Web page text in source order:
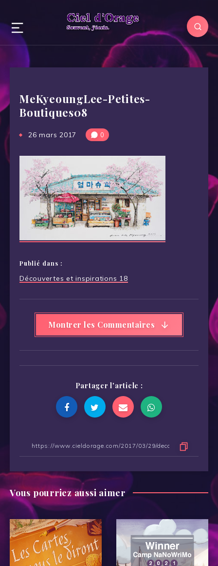
MeKyeoungLee-Petites-
Boutiques08
26 mars 2017 0
Publié dans :
Navigation
Découvertes et inspirations 18
Montrer les Commentaires
Partager l'article :
Vous pourriez aussi aimer